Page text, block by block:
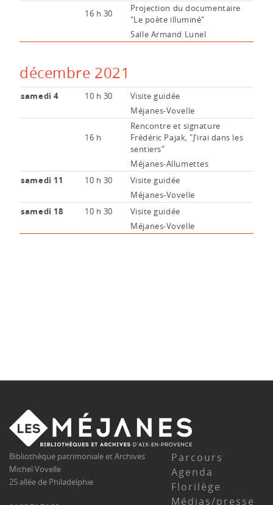
16 h 30
Projection du documentaire
"Le poète illuminé"
Salle Armand Lunel
décembre 2021
samedi 4 10 h 30
Visite guidée
Méjanes-Vovelle
16 h
Rencontre et signature
Frédéric Pajak, "J’irai dans les
sentiers"
Méjanes-Allumettes
samedi 11 10 h 30
Visite guidée
Méjanes-Vovelle
samedi 18 10 h 30
Visite guidée
Méjanes-Vovelle
Bibliothèque patrimoniale et Archives
Michel Vovelle
25 allée de Philadelphie
Parcours
Agenda
Florilège
Médias/presse